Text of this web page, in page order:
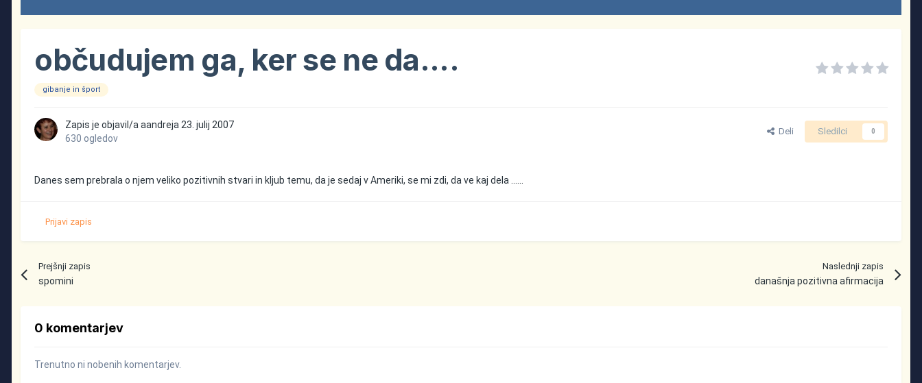
občudujem ga, ker se ne da....
gibanje in šport
Zapis je objavil/aaandreja 23. julij 2007
630 ogledov
Deli Sledilci 0
Danes sem prebrala o njem veliko pozitivnih stvari in kljub temu, da je sedaj v Ameriki, se mi zdi, da ve kaj dela ......
Prijavi zapis
Prejšnji zapis
spomini
Naslednji zapis
današnja pozitivna afirmacija
0 komentarjev
Trenutno ni nobenih komentarjev.